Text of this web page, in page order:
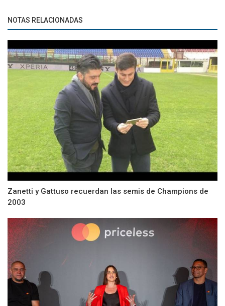
NOTAS RELACIONADAS
Zanetti y Gattuso recuerdan las semis de Champions de
2003